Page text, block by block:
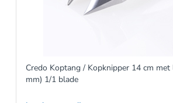
Credo Koptang / Kopknipper 14 cm
mm) 1/1 blade